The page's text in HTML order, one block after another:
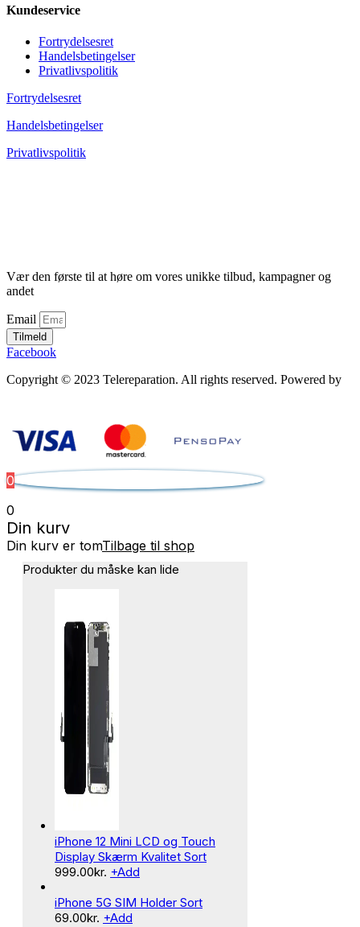
Kundeservice
Fortrydelsesret
Handelsbetingelser
Privatlivspolitik
Fortrydelsesret
Handelsbetingelser
Privatlivspolitik
Vær den første til at høre om vores unikke tilbud, kampagner og
andet
Email
Tilmeld
Facebook
Copyright © 2023 Telereparation. All rights reserved. Powered by
0
0
Din kurv
Din kurv er tomTilbage til shop
Produkter du måske kan lide
iPhone 12 Mini LCD og Touch
Display Skærm Kvalitet Sort
999.00kr. +Add
iPhone 5G SIM Holder Sort
69.00kr. +Add